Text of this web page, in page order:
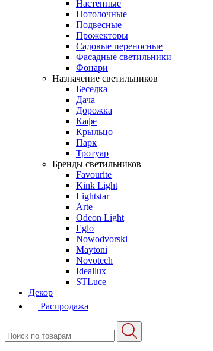
Настенные
Потолочные
Подвесные
Прожекторы
Садовые переносные
Фасадные светильники
Фонари
Назначение светильников
Беседка
Дача
Дорожка
Кафе
Крыльцо
Парк
Тротуар
Бренды светильников
Favourite
Kink Light
Lightstar
Arte
Odeon Light
Eglo
Nowodvorski
Maytoni
Novotech
Ideallux
STLuce
Декор
Распродажа